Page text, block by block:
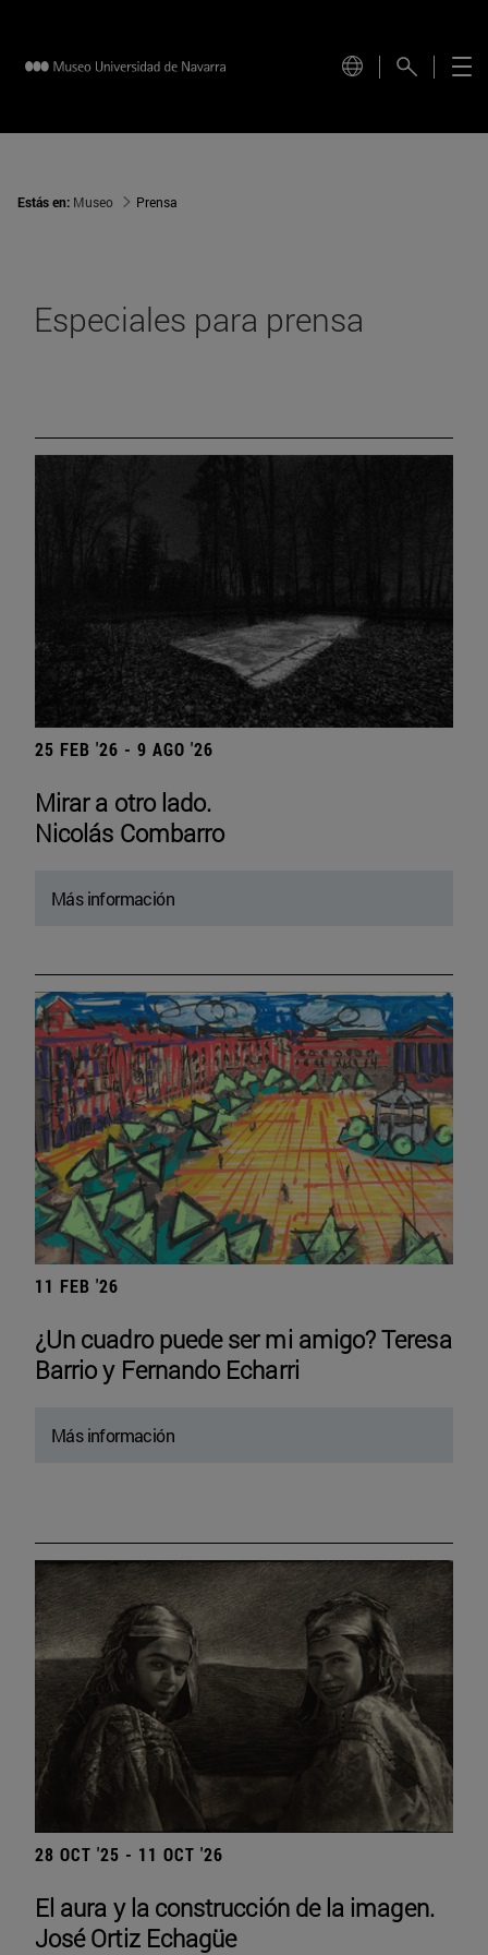
Estás en: Museo Prensa
Especiales para prensa
25 FEB '26 - 9 AGO '26
Mirar a otro lado.
Nicolás Combarro
Más información
11 FEB '26
¿Un cuadro puede ser mi amigo? Teresa
Barrio y Fernando Echarri
Más información
28 OCT '25 - 11 OCT '26
El aura y la construcción de la imagen.
José Ortiz Echagüe